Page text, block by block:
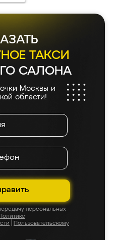
ТАКСИ
САЛОНА
Москвы и
области!
персональных
Пользовательскому